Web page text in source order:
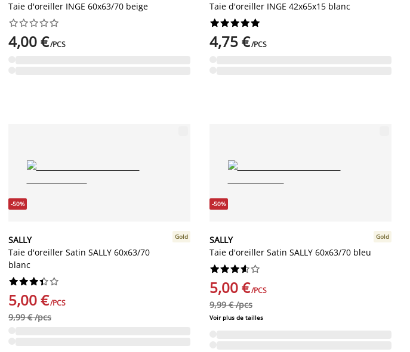
Taie d'oreiller INGE 60x63/70 beige






4,00 €/PCS
Taie d'oreiller INGE 42x65x15 blanc






4,75 €/PCS
-50%
SALLY
Taie d'oreiller Satin SALLY 60x63/70
blanc
Gold






5,00 €/PCS
9,99 € /pcs
-50%
SALLY
Taie d'oreiller Satin SALLY 60x63/70 bleu
Gold






5,00 €/PCS
9,99 € /pcs
Voir plus de tailles